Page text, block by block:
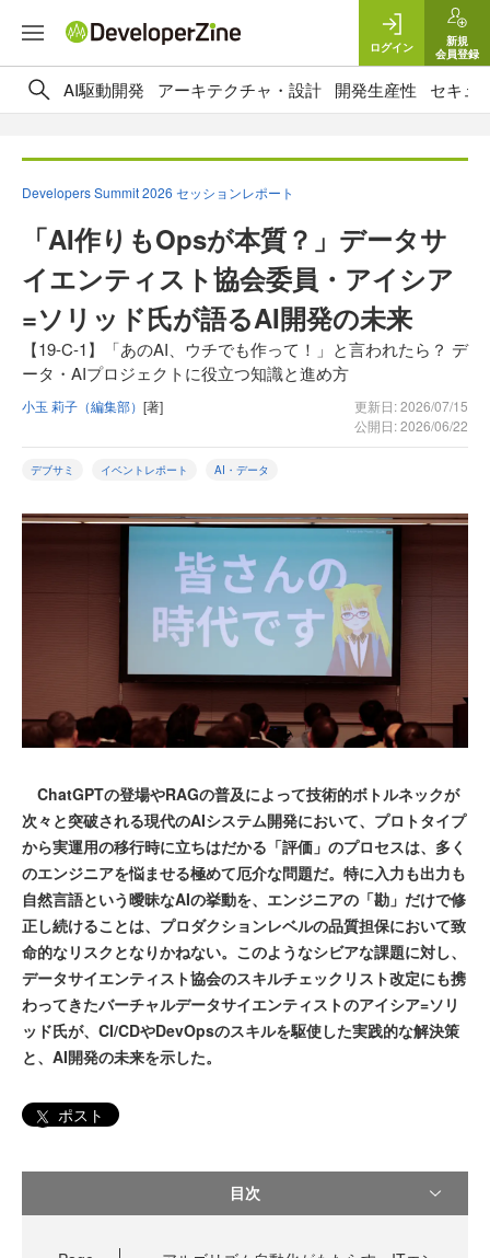
ログイン
新規
会員登録
AI駆動開発 アーキテクチャ・設計 開発生産性 セキュ
Developers Summit 2026 セッションレポート
「AI作りもOpsが本質？」データサ
イエンティスト協会委員・アイシア
=ソリッド氏が語るAI開発の未来
【19-C-1】「あのAI、ウチでも作って！」と言われたら？ デ
ータ・AIプロジェクトに役立つ知識と進め方
小玉 莉子（編集部） [著]
更新日: 2026/07/15
公開日: 2026/06/22
デブサミ イベントレポート AI・データ
ChatGPTの登場やRAGの普及によって技術的ボトルネックが
次々と突破される現代のAIシステム開発において、プロトタイプ
から実運用の移行時に立ちはだかる「評価」のプロセスは、多く
のエンジニアを悩ませる極めて厄介な問題だ。特に入力も出力も
自然言語という曖昧なAIの挙動を、エンジニアの「勘」だけで修
正し続けることは、プロダクションレベルの品質担保において致
命的なリスクとなりかねない。このようなシビアな課題に対し、
データサイエンティスト協会のスキルチェックリスト改定にも携
わってきたバーチャルデータサイエンティストのアイシア=ソリ
ッド氏が、CI/CDやDevOpsのスキルを駆使した実践的な解決策
と、AI開発の未来を示した。
ポスト
目次